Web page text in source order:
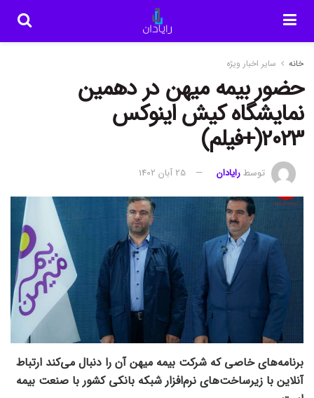
خانه سایر اخبار ویژه
حضور بیمه میهن در دهمین
نمایشگاه کیش اینوکس
2023(+فیلم)
توسطرایادان 25 آبان 1402
برنامه‌های خاصی که شرکت بیمه میهن آن را دنبال می‌کند ارتباط
آنلاین با زیرساخت‌های نرم‌افزار شبکه بانکی کشور با صنعت بیمه